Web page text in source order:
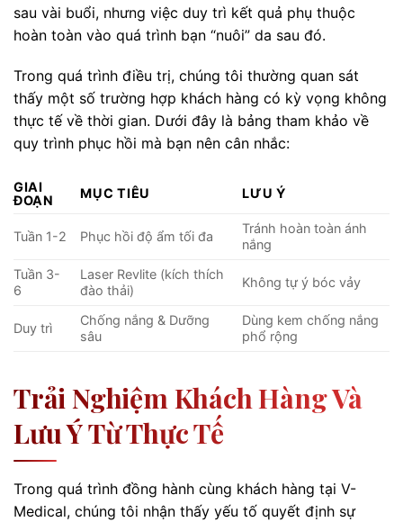
sau vài buổi, nhưng việc duy trì kết quả phụ thuộc
hoàn toàn vào quá trình bạn “nuôi” da sau đó.
Trong quá trình điều trị, chúng tôi thường quan sát
thấy một số trường hợp khách hàng có kỳ vọng không
thực tế về thời gian. Dưới đây là bảng tham khảo về
quy trình phục hồi mà bạn nên cân nhắc:
GIAI
ĐOẠN
MỤC TIÊU LƯU Ý
Tuần 1-2 Phục hồi độ ẩm tối đa
Tránh hoàn toàn ánh
nắng
Tuần 3-
6
Laser Revlite (kích thích
đào thải)
Không tự ý bóc vảy
Duy trì
Chống nắng & Dưỡng
sâu
Dùng kem chống nắng
phổ rộng
Trải Nghiệm Khách Hàng Và
Lưu Ý Từ Thực Tế
Trong quá trình đồng hành cùng khách hàng tại V-
Medical, chúng tôi nhận thấy yếu tố quyết định sự